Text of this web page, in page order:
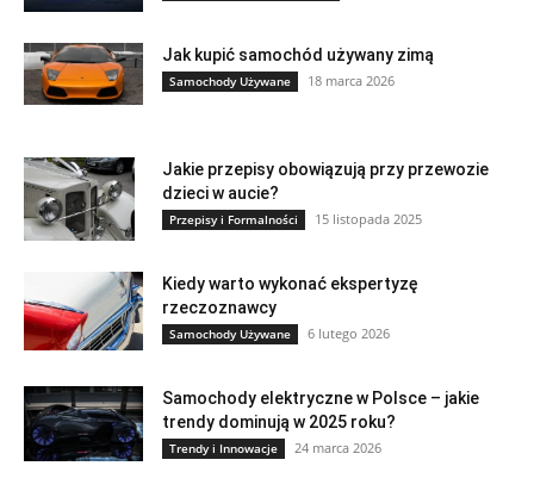
Jak kupić samochód używany zimą
Samochody Używane 18 marca 2026
Jakie przepisy obowiązują przy przewozie
dzieci w aucie?
Przepisy i Formalności 15 listopada 2025
Kiedy warto wykonać ekspertyzę
rzeczoznawcy
Samochody Używane 6 lutego 2026
Samochody elektryczne w Polsce – jakie
trendy dominują w 2025 roku?
Trendy i Innowacje 24 marca 2026